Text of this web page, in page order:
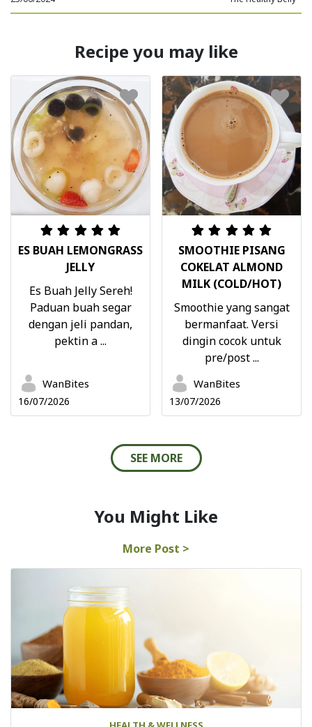
Recipe you may like
ES BUAH LEMONGRASS
JELLY
Es Buah Jelly Sereh!
Paduan buah segar
dengan jeli pandan,
pektin a ...
WanBites
16/07/2026
SMOOTHIE PISANG
COKELAT ALMOND
MILK (COLD/HOT)
Smoothie yang sangat
bermanfaat. Versi
dingin cocok untuk
pre/post ...
WanBites
13/07/2026
SEE MORE
You Might Like
More Post >